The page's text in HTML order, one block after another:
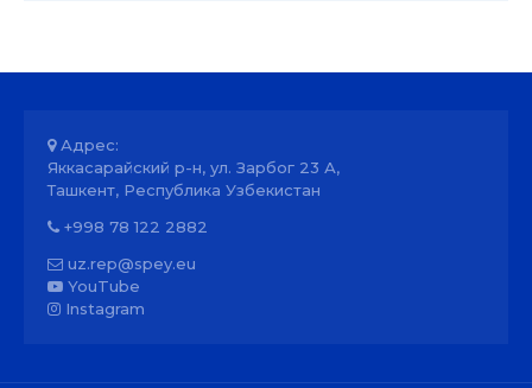
Адрес:
Яккасарайский р-н, ул. Зарбог 23 А,
Ташкент, Республика Узбекистан
+998 78 122 2882
uz.rep@spey.eu
YouTube
Instagram